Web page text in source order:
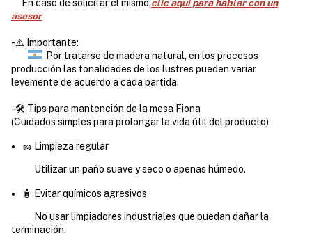
En caso de solicitar el mismo;clic aqui para hablar con un
asesor
-⚠️ Importante:
Por tratarse de madera natural, en los procesos
producción las tonalidades de los lustres pueden variar
levemente de acuerdo a cada partida.
-🛠️ Tips para mantención de la mesa Fiona
(Cuidados simples para prolongar la vida útil del producto)
🧽 Limpieza regular
Utilizar un paño suave y seco o apenas húmedo.
🧴 Evitar químicos agresivos
No usar limpiadores industriales que puedan dañar la
terminación.